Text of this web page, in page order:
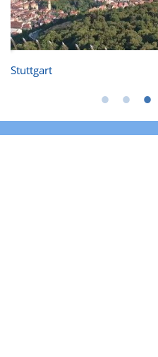
Stuttgart